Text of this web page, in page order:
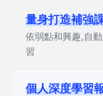
量身打造補強
依弱點和興趣,自
習
個人深度學習